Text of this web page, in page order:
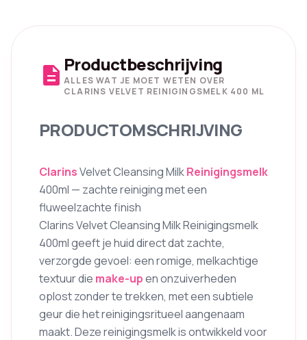
description Productbeschrijving
ALLES WAT JE MOET WETEN OVER
CLARINS VELVET REINIGINGSMELK 400 ML
PRODUCTOMSCHRIJVING
ClarinsVelvet Cleansing MilkReinigingsmelk
400ml — zachte reiniging met een
fluweelzachte finish
Clarins Velvet Cleansing Milk Reinigingsmelk
400ml geeft je huid direct dat zachte,
verzorgde gevoel: een romige, melkachtige
textuur die make-upen onzuiverheden
oplost zonder te trekken, met een subtiele
geur die het reinigingsritueel aangenaam
maakt. Deze reinigingsmelk is ontwikkeld voor